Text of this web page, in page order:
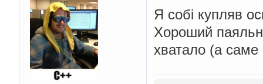
Я собі купляв
Хороший
хватало (а